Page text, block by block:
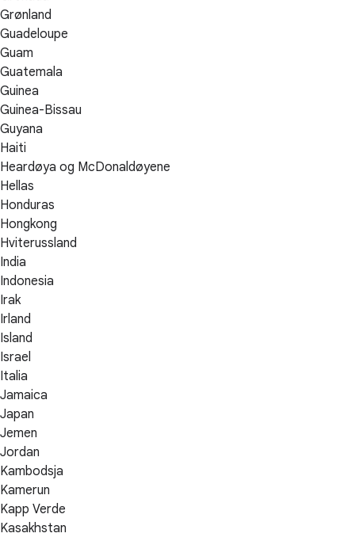
Grønland
Guadeloupe
Guam
Guatemala
Guinea
Guinea-Bissau
Guyana
Haiti
Heardøya og McDonaldøyene
Hellas
Honduras
Hongkong
Hviterussland
India
Indonesia
Irak
Irland
Island
Israel
Italia
Jamaica
Japan
Jemen
Jordan
Kambodsja
Kamerun
Kapp Verde
Kasakhstan